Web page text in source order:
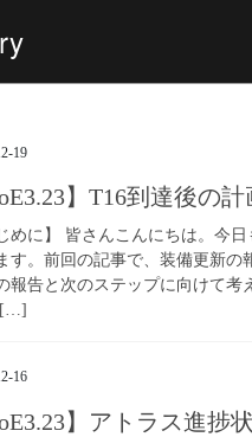
19
】T16到達後の
めに】 皆さんこんにちは。今
す。前回の記事で、装備更新の
報告と次のステップに向けて考
[…]
16
】アトラス進捗